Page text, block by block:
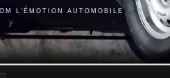
L'ÉMOTION AUTOMOBILE